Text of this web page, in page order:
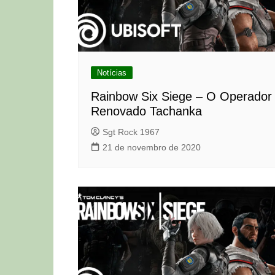
Notícias
Rainbow Six Siege – O Operador
Renovado Tachanka
Sgt Rock 1967
21 de novembro de 2020